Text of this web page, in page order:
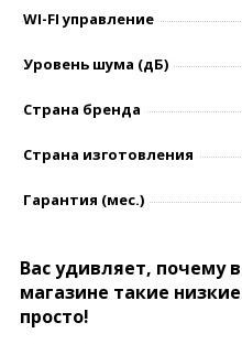
WI-FI управление
Уровень шумa (дБ)
Страна бренда
Страна изготовления
Гарантия (мес.)
Вас удивляет, почему
магазине такие
просто!